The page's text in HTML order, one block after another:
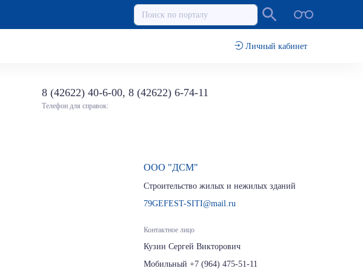
Личный кабинет
8 (42622) 40-6-00, 8 (42622) 6-74-11
Телефон для справок:
ООО "ДСМ"
Строительство жилых и нежилых зданий
79GEFEST-SITI@mail.ru
Контактное лицо
Кузин Сергей Викторович
Мобильный +7 (964) 475-51-11